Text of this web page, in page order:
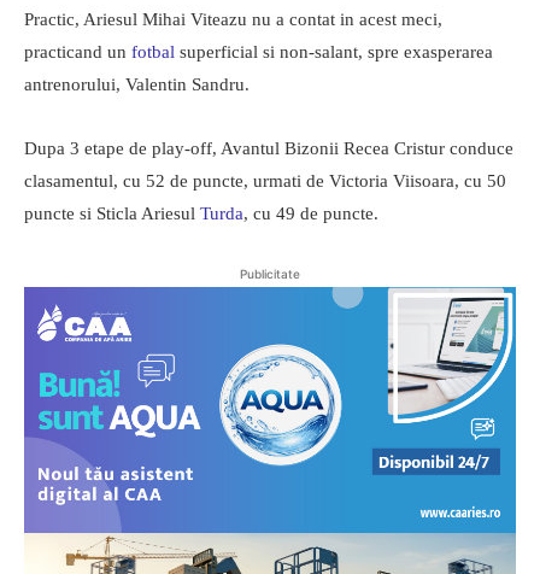
Practic, Ariesul Mihai Viteazu nu a contat in acest meci,
practicand un fotbal superficial si non-salant, spre exasperarea
antrenorului, Valentin Sandru.
Dupa 3 etape de play-off, Avantul Bizonii Recea Cristur conduce
clasamentul, cu 52 de puncte, urmati de Victoria Viisoara, cu 50
puncte si Sticla Ariesul Turda, cu 49 de puncte.
Publicitate